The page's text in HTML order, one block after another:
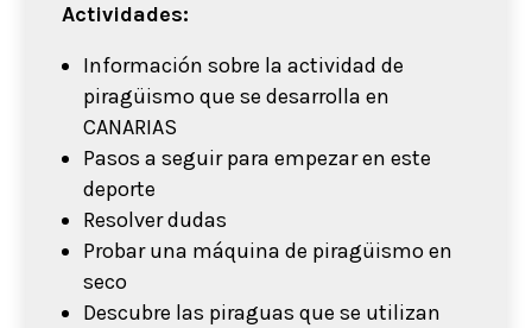
Actividades:
Información sobre la actividad de
piragüismo que se desarrolla en
CANARIAS
Pasos a seguir para empezar en este
deporte
Resolver dudas
Probar una máquina de piragüismo en
seco
Descubre las piraguas que se utilizan